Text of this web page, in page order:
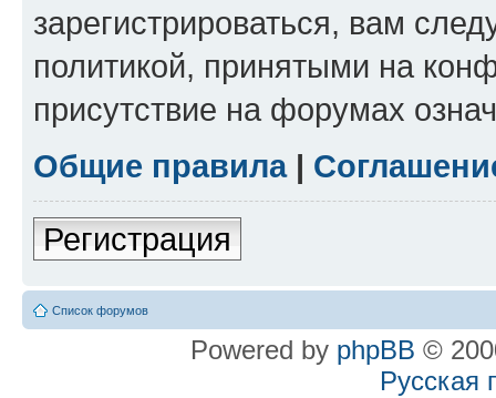
зарегистрироваться, вам
политикой, принятыми на
присутствие на форумах
Общие правила|
Регистрация
Список форумов
Powered by phpBB ©
Русская